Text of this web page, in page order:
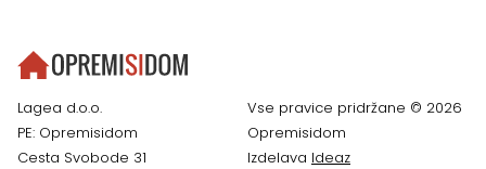
Lagea d.o.o.
PE: Opremisidom
Cesta Svobode 31
Vse pravice pridržane © 2026
Opremisidom
Izdelava Ideaz